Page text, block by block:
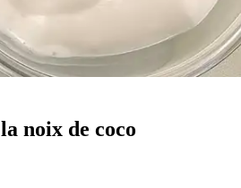
noix de coco